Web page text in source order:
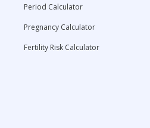
Period Calculator
Pregnancy Calculator
Fertility Risk Calculator